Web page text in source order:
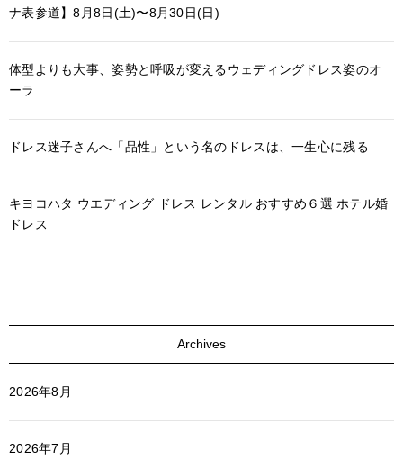
ナ表参道】8月8日(土)〜8月30日(日)
体型よりも大事、姿勢と呼吸が変えるウェディングドレス姿のオ
ーラ
ドレス迷子さんへ「品性」という名のドレスは、一生心に残る
キヨコハタ ウエディング ドレス レンタル おすすめ６選 ホテル婚
ドレス
Archives
2026年8月
2026年7月